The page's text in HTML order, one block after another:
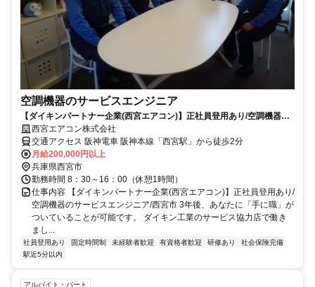
空調機器のサービスエンジニア
【ダイキンパートナー企業(西宮エアコン)】正社員登用あり/空調機器の
サービスエンジニア/西宮市
西宮エアコン株式会社
交通アクセス 阪神電車 阪神本線「西宮駅」から徒歩2分
月給200,000円以上
兵庫県西宮市
勤務時間 8：30～16：00（休憩1時間）
仕事内容 【ダイキンパートナー企業(西宮エアコン)】正社員登用あり/
空調機器のサービスエンジニア/西宮市 3年後、あなたに「手に職」が
ついていることが可能です。 ダイキン工業のサービス協力店で働き
まし...
社員登用あり 固定時間制 未経験者歓迎 有資格者歓迎 研修あり
社会保険完備
駅近5分以内
アルバイト・パート